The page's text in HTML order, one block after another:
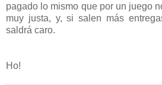
pagado lo mismo que por un juego
muy justa, y, si salen más
saldrá caro.
Ho!